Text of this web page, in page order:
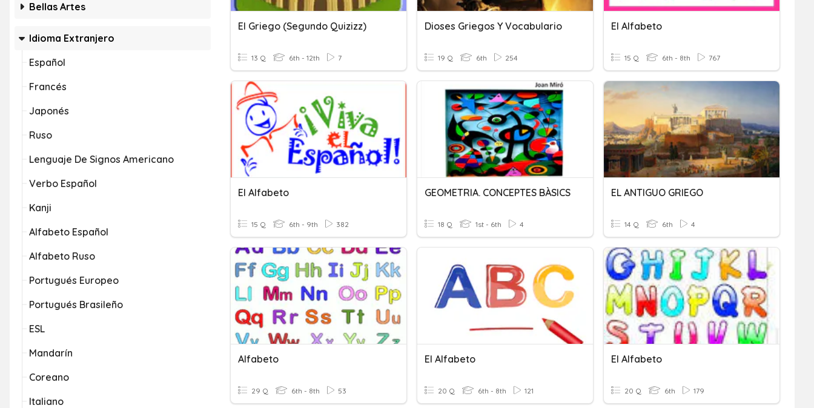
Bellas Artes
Idioma Extranjero
Español
Francés
Japonés
Ruso
Lenguaje De Signos Americano
Verbo Español
Kanji
Alfabeto Español
Alfabeto Ruso
Portugués Europeo
Portugués Brasileño
ESL
Mandarín
Coreano
Italiano
El Griego (Segundo Quizizz)
13 Q 6th - 12th 7
Dioses Griegos Y Vocabulario
19 Q 6th 254
El Alfabeto
15 Q 6th - 8th 767
El Alfabeto
15 Q 6th - 9th 382
GEOMETRIA. CONCEPTES BÀSICS
18 Q 1st - 6th 4
EL ANTIGUO GRIEGO
14 Q 6th 4
Alfabeto
29 Q 6th - 8th 53
El Alfabeto
20 Q 6th - 8th 121
El Alfabeto
20 Q 6th 179